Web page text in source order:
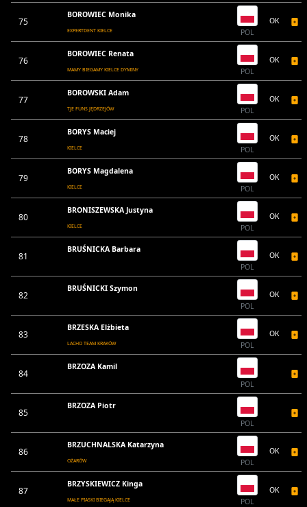
75
BOROWIEC Monika
EXPERTDENT KIELCE POL
OK
76
BOROWIEC Renata
MAMY BIEGAMY KIELCE DYMINY POL
OK
77
BOROWSKI Adam
TJE FUNS JĘDRZEJÓW POL
OK
78
BORYS Maciej
KIELCE POL
OK
79
BORYS Magdalena
KIELCE POL
OK
80
BRONISZEWSKA Justyna
KIELCE POL
OK
81
BRUŚNICKA Barbara
POL
OK
82
BRUŚNICKI Szymon
POL
OK
83
BRZESKA Elżbieta
LACHO TEAM KRAKÓW POL
OK
84
BRZOZA Kamil
POL
85
BRZOZA Piotr
POL
86
BRZUCHNALSKA Katarzyna
OŻARÓW POL
OK
87
BRZYSKIEWICZ Kinga
MAŁE PIASKI BIEGAJĄ KIELCE POL
OK